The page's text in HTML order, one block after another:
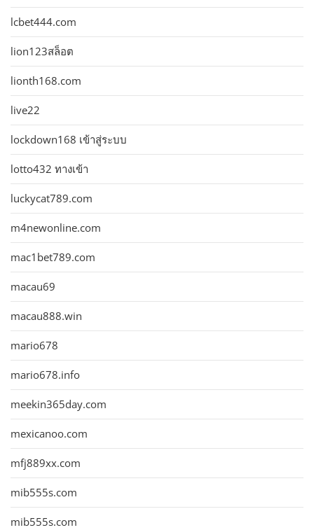
lcbet444.com
lion123สล็อต
lionth168.com
live22
lockdown168 เข้าสู่ระบบ
lotto432 ทางเข้า
luckycat789.com
m4newonline.com
mac1bet789.com
macau69
macau888.win
mario678
mario678.info
meekin365day.com
mexicanoo.com
mfj889xx.com
mib555s.com
mib555s.com